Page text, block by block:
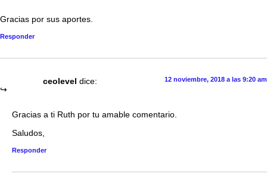
Gracias por sus aportes.
Responder
ceolevel dice: 12 noviembre, 2018 a las 9:20 am
Gracias a ti Ruth por tu amable comentario.
Saludos,
Responder